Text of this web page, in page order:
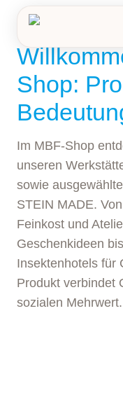
Shop:
Im MBF-Shop
unseren
sowie
STEIN MADE.
Feinkost und
Geschenkideen
Insektenhotels für
Produkt verbindet
sozialen Mehrwert.